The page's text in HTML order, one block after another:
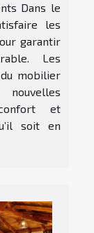
Dans le
les
garantir
Les
du mobilier
et
soit en